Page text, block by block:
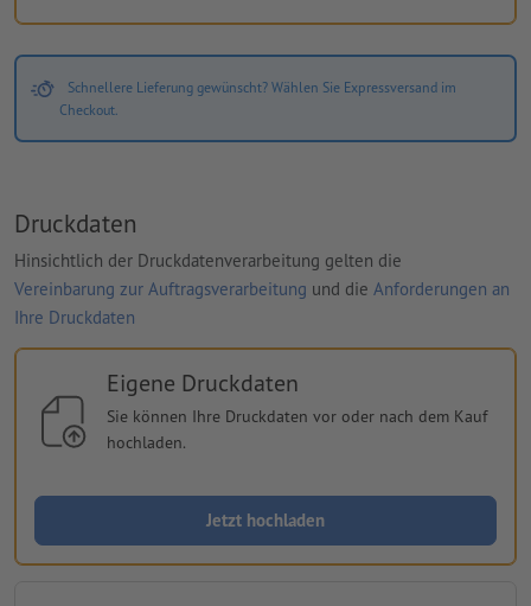
Schnellere Lieferung gewünscht? Wählen Sie Expressversand im
Checkout.
Druckdaten
Hinsichtlich der Druckdatenverarbeitung gelten die
Vereinbarung zur Auftragsverarbeitung und die Anforderungen an
Ihre Druckdaten
Eigene Druckdaten
Sie können Ihre Druckdaten vor oder nach dem Kauf
hochladen.
Jetzt hochladen